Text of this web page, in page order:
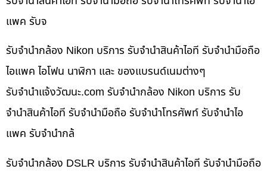
แพค รับจ
รับจำนำกล้อง Nikon บริการ รับจำนำสินค้าไอที รับจำนำมือถือ
ไอแพค ไอโฟน นาฬิกา และ ของแบรนด์เนมต่างๆ
รับจํานําแจ้งวัฒนะ.com รับจำนำกล้อง Nikon บริการ รับ
จำนำสินค้าไอที รับจำนำมือถือ รับจำนำโทรศัพท์ รับจำนำไอ
แพค รับจำนำกล้
รับจำนำกล้อง DSLR บริการ รับจำนำสินค้าไอที รับจำนำมือถือ